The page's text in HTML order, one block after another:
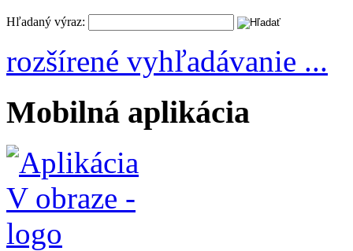
Hľadaný výraz:
rozšírené vyhľadávanie ...
Mobilná aplikácia